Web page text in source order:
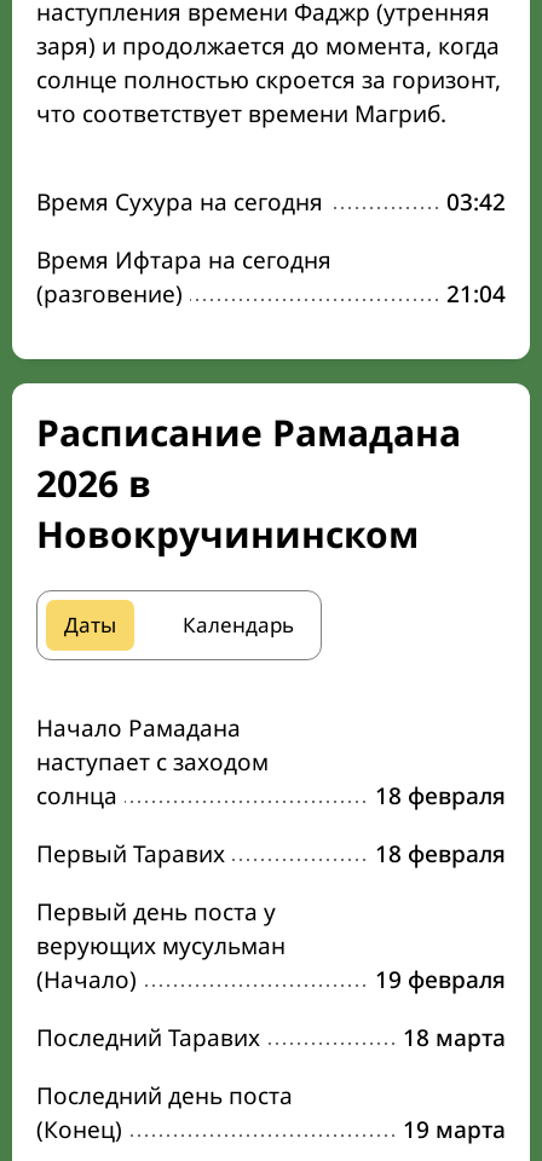
наступления времени Фаджр (утренняя
заря) и продолжается до момента, когда
солнце полностью скроется за горизонт,
что соответствует времени Магриб.
Время Сухура на сегодня
03:42
Время Ифтара на сегодня
(разговение)
21:04
Расписание Рамадана
2026 в
Новокручининском
Даты Календарь
Начало Рамадана
наступает с заходом
солнца
18 февраля
Первый Таравих
18 февраля
Первый день поста у
верующих мусульман
(Начало)
19 февраля
Последний Таравих
18 марта
Последний день поста
(Конец)
19 марта